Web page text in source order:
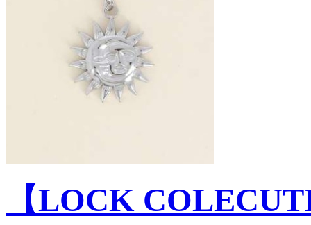
【LOCK